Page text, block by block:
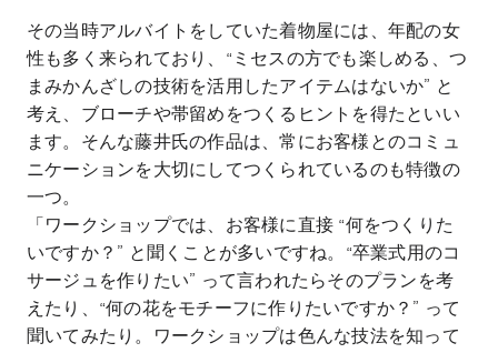
その当時アルバイトをしていた着物屋には、年配の女
性も多く来られており、“ミセスの方でも楽しめる、つ
まみかんざしの技術を活用したアイテムはないか” と
考え、ブローチや帯留めをつくるヒントを得たといい
ます。そんな藤井氏の作品は、常にお客様とのコミュ
ニケーションを大切にしてつくられているのも特徴の
一つ。
「ワークショップでは、お客様に直接 “何をつくりた
いですか？” と聞くことが多いですね。“卒業式用のコ
サージュを作りたい” って言われたらそのプランを考
えたり、“何の花をモチーフに作りたいですか？” って
聞いてみたり。ワークショップは色んな技法を知って